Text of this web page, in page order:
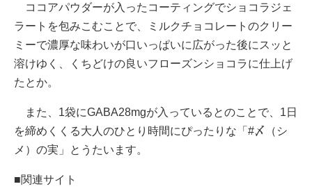
ココアパウダーが入ったコーティングでショコラジェ
ラートを包みこむことで、ミルクチョコレートのクリー
ミーで濃厚な味わいが口いっぱいに広がった後にスッと
溶けゆく、くちどけの良いフローズンショコラに仕上げ
たとか。
また、1袋にGABA28mgが入っているとのことで、1日
を締めくくる大人のひとり時間にぴったりな「#〆（シ
メ）の実」とうたいます。
■関連サイト